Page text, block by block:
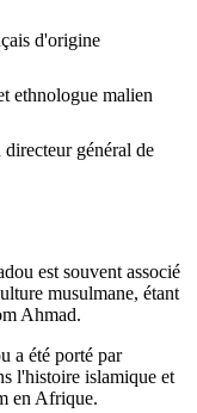
d'origine
ethnologue malien
général de
est souvent associé
musulmane, étant
Ahmad.
a été porté par
l'histoire islamique et
en Afrique.